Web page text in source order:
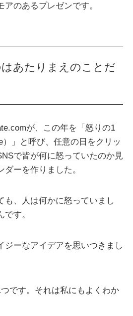
のあるプレゼンです。
あたりまえのことだ
が、この年を「怒りの1
）」と呼び、任意の日をクリッ
で皆が何に怒っていたのか見
ーを作りました。
も、人は何かに怒っていまし
す。
ジーなアイデアを思いつきまし
です。それは私にもよくわか